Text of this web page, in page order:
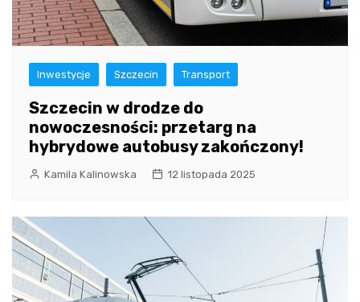
Inwestycje Szczecin Transport
Szczecin w drodze do
nowoczesności: przetarg na
hybrydowe autobusy zakończony!
Kamila Kalinowska 12 listopada 2025